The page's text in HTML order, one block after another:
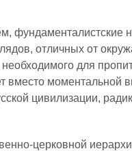
фундаменталистские
отличных от
для
вместо моментальной
цивилизации,
церковной